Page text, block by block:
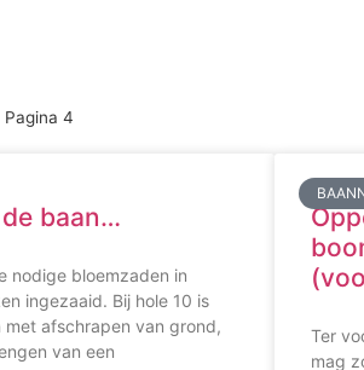
Pagina 4
baan…
nodige bloemzaden in
ingezaaid. Bij hole 10 is
afschrapen van grond,
van een
Ter
mag